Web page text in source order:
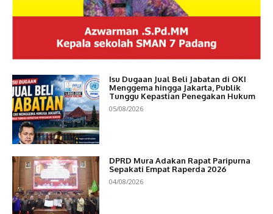
Isu Dugaan Jual Beli Jabatan di OKI
Menggema hingga Jakarta, Publik
Tunggu Kepastian Penegakan Hukum
05/08/2026
DPRD Mura Adakan Rapat Paripurna
Sepakati Empat Raperda 2026
04/08/2026